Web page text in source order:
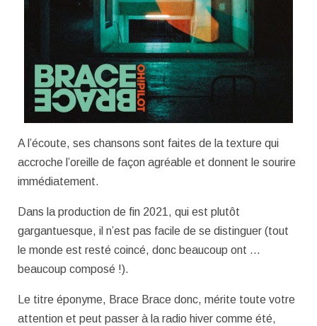
A l’écoute, ses chansons sont faites de la texture qui
accroche l’oreille de façon agréable et donnent le sourire
immédiatement.
Dans la production de fin 2021, qui est plutôt
gargantuesque, il n’est pas facile de se distinguer (tout
le monde est resté coincé, donc beaucoup ont …
beaucoup composé !).
Le titre éponyme, Brace Brace donc, mérite toute votre
attention et peut passer à la radio hiver comme été,